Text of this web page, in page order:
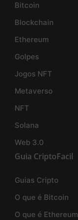
Bitcoin
Blockchain
Ethereum
Golpes
Jogos NFT
Metaverso
NFT
Solana
Web 3.0
Guia CriptoFacil
Guias Cripto
O que é Bitcoin
O que é Ethereum